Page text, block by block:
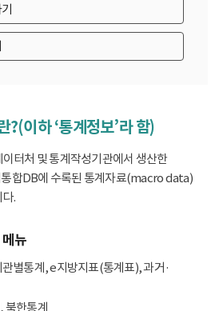
?(이하 ‘통계정보’라 함)
터처 및 통계작성기관에서 생산한
합DB에 수록된 통계자료(macro data)
.
뉴
별통계, e지방지표(통계표), 과거·
북한통계